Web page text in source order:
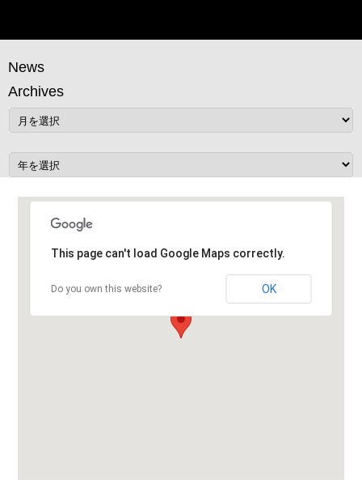
News
Archives
This page can't load Google Maps correctly.
Do you own this website? OK